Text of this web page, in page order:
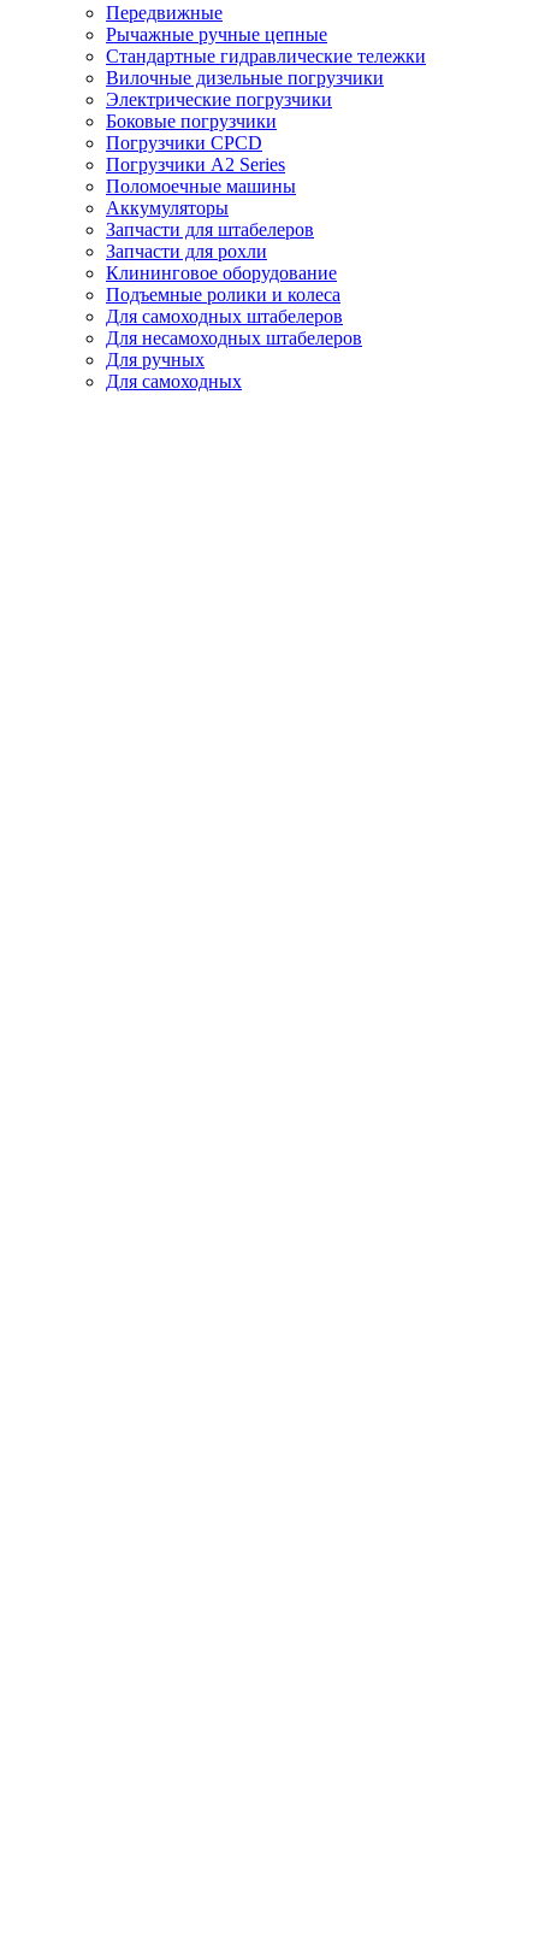
Передвижные
Рычажные ручные цепные
Стандартные гидравлические тележки
Вилочные дизельные погрузчики
Электрические погрузчики
Боковые погрузчики
Погрузчики CPCD
Погрузчики A2 Series
Поломоечные машины
Аккумуляторы
Запчасти для штабелеров
Запчасти для рохли
Клининговое оборудование
Подъемные ролики и колеса
Для самоходных штабелеров
Для несамоходных штабелеров
Для ручных
Для самоходных